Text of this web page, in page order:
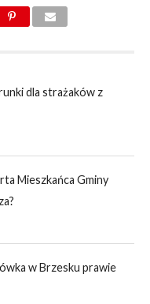
dla strażaków z
Mieszkańca Gminy
w Brzesku prawie